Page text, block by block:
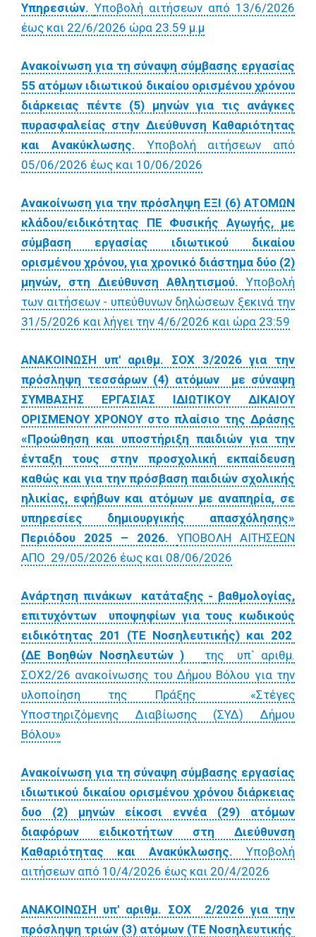
Υπηρεσιών. Υποβολή αιτήσεων από 13/6/2026
έως και 22/6/2026 ώρα 23.59 μ.μ
Ανακοίνωση για τη σύναψη σύμβασης εργασίας
55 ατόμων ιδιωτικού δικαίου ορισμένου χρόνου
διάρκειας πέντε (5) μηνών για τις ανάγκες
πυρασφαλείας στην Διεύθυνση Καθαριότητας
και Ανακύκλωσης. Υποβολή αιτήσεων από
05/06/2026 έως και 10/06/2026
Ανακοίνωση για την πρόσληψη ΕΞΙ (6) ΑΤΟΜΩΝ
κλάδου/ειδικότητας ΠΕ Φυσικής Αγωγής, με
σύμβαση εργασίας ιδιωτικού δικαίου
ορισμένου χρόνου, για χρονικό διάστημα δύο (2)
μηνών, στη Διεύθυνση Αθλητισμού. Υποβολή
των αιτήσεων - υπεύθυνων δηλώσεων ξεκινά την
31/5/2026 και λήγει την 4/6/2026 και ώρα 23:59
ΑΝΑΚΟΙΝΩΣΗ υπ' αριθμ. ΣΟΧ 3/2026 για την
πρόσληψη τεσσάρων (4) ατόμων με σύναψη
ΣΥΜΒΑΣΗΣ ΕΡΓΑΣΙΑΣ ΙΔΙΩΤΙΚΟΥ ΔΙΚΑΙΟΥ
ΟΡΙΣΜΕΝΟΥ ΧΡΟΝΟΥ στο πλαίσιο της Δράσης
«Προώθηση και υποστήριξη παιδιών για την
ένταξη τους στην προσχολική εκπαίδευση
καθώς και για την πρόσβαση παιδιών σχολικής
ηλικίας, εφήβων και ατόμων με αναπηρία, σε
υπηρεσίες δημιουργικής απασχόλησης»
Περιόδου 2025 – 2026. ΥΠΟΒΟΛΗ ΑΙΤΗΣΕΩΝ
ΑΠΟ 29/05/2026 έως και 08/06/2026
Ανάρτηση πινάκων κατάταξης - βαθμολογίας,
επιτυχόντων υποψηφίων για τους κωδικούς
ειδικότητας 201 (ΤΕ Νοσηλευτικής) και 202
(ΔΕ Βοηθών Νοσηλευτών ) της υπ` αριθμ.
ΣΟΧ2/26 ανακοίνωσης του Δήμου Βόλου για την
υλοποίηση της Πράξης «Στέγες
Υποστηριζόμενης Διαβίωσης (ΣΥΔ) Δήμου
Βόλου»
Ανακοίνωση για τη σύναψη σύμβασης εργασίας
ιδιωτικού δικαίου ορισμένου χρόνου διάρκειας
δυο (2) μηνών είκοσι εννέα (29) ατόμων
διαφόρων ειδικοτήτων στη Διεύθυνση
Καθαριότητας και Ανακύκλωσης. Υποβολή
αιτήσεων από 10/4/2026 έως και 20/4/2026
ΑΝΑΚΟΙΝΩΣΗ υπ' αριθμ. ΣΟΧ 2/2026 για την
πρόσληψη τριών (3) ατόμων (ΤΕ Νοσηλευτικής